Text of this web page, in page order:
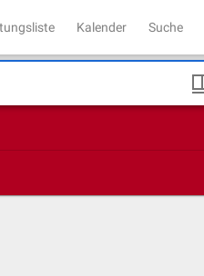
Kalender Suche